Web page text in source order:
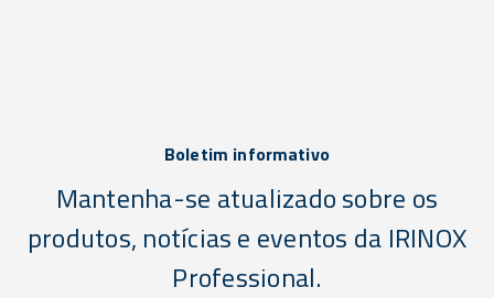
Boletim informativo
Mantenha-se atualizado sobre os
produtos, notícias e eventos da IRINOX
Professional.